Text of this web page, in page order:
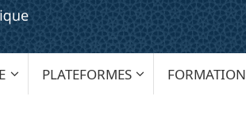
PLATEFORMES FORMATION